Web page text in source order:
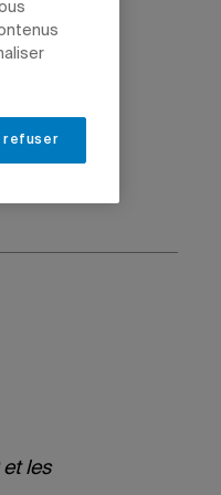
et les
refuser